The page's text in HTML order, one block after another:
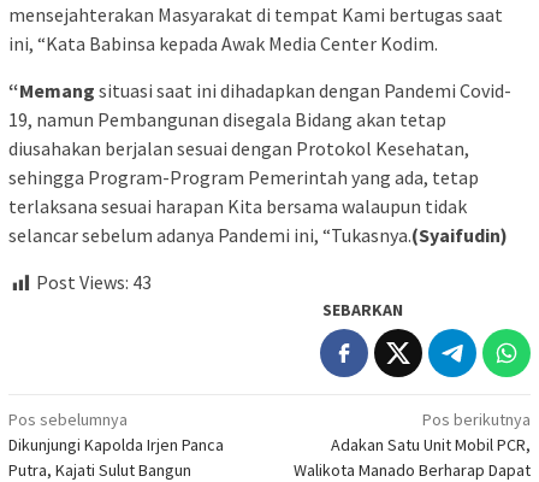
mensejahterakan Masyarakat di tempat Kami bertugas saat
ini, “Kata Babinsa kepada Awak Media Center Kodim.
“Memang situasi saat ini dihadapkan dengan Pandemi Covid-
19, namun Pembangunan disegala Bidang akan tetap
diusahakan berjalan sesuai dengan Protokol Kesehatan,
sehingga Program-Program Pemerintah yang ada, tetap
terlaksana sesuai harapan Kita bersama walaupun tidak
selancar sebelum adanya Pandemi ini, “Tukasnya.(Syaifudin)
Post Views: 43
SEBARKAN
Navigasi
pos
Pos sebelumnya
Dikunjungi Kapolda Irjen Panca
Putra, Kajati Sulut Bangun
Pos berikutnya
Adakan Satu Unit Mobil PCR,
Walikota Manado Berharap Dapat